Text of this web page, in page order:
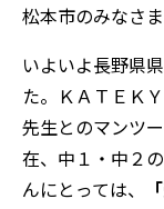
松本市のみなさま
いよいよ長野県
た。ＫＡＴＥＫ
先生とのマンツ
在、中１・中２
んにとっては、